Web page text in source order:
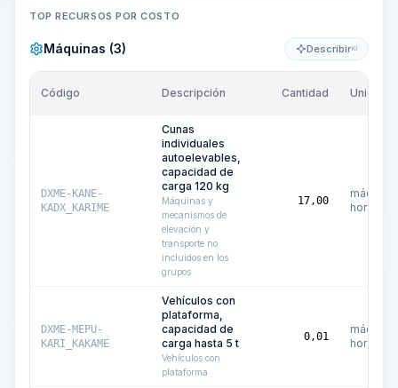
TOP RECURSOS POR COSTO
Máquinas (3) DescribirKI
Código Descripción Cantidad Unidad
DXME-KANE-
KADX_KARIME
Cunas
individuales
autoelevables,
capacidad de
carga 120 kg
Máquinas y
mecanismos de
elevación y
transporte no
incluidos en los
grupos
17,00
hora
DXME-MEPU-
KARI_KAKAME
Vehículos con
plataforma,
capacidad de
carga hasta 5 t
Vehículos con
plataforma
0,01
hora